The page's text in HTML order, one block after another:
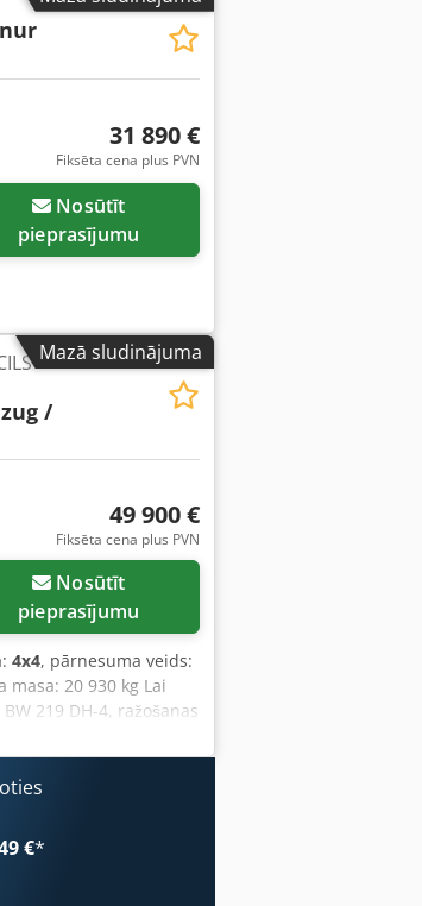
iekārtu klāstu.
31 890 €
Fiksēta cena plus PVN
pieprasījumu
Mazā sludinājuma
/
49 900 €
Fiksēta cena plus PVN
pieprasījumu
4x4, pārnesuma veids:
masa: 20 930 kg Lai
219 DH-4, ražošanas
3 020 mm,
dzinēja jauda: 150
maksimālais
hidrostatiska šarnīra
ceļa
Bluetooth/USB,
vairāk nekā
€*